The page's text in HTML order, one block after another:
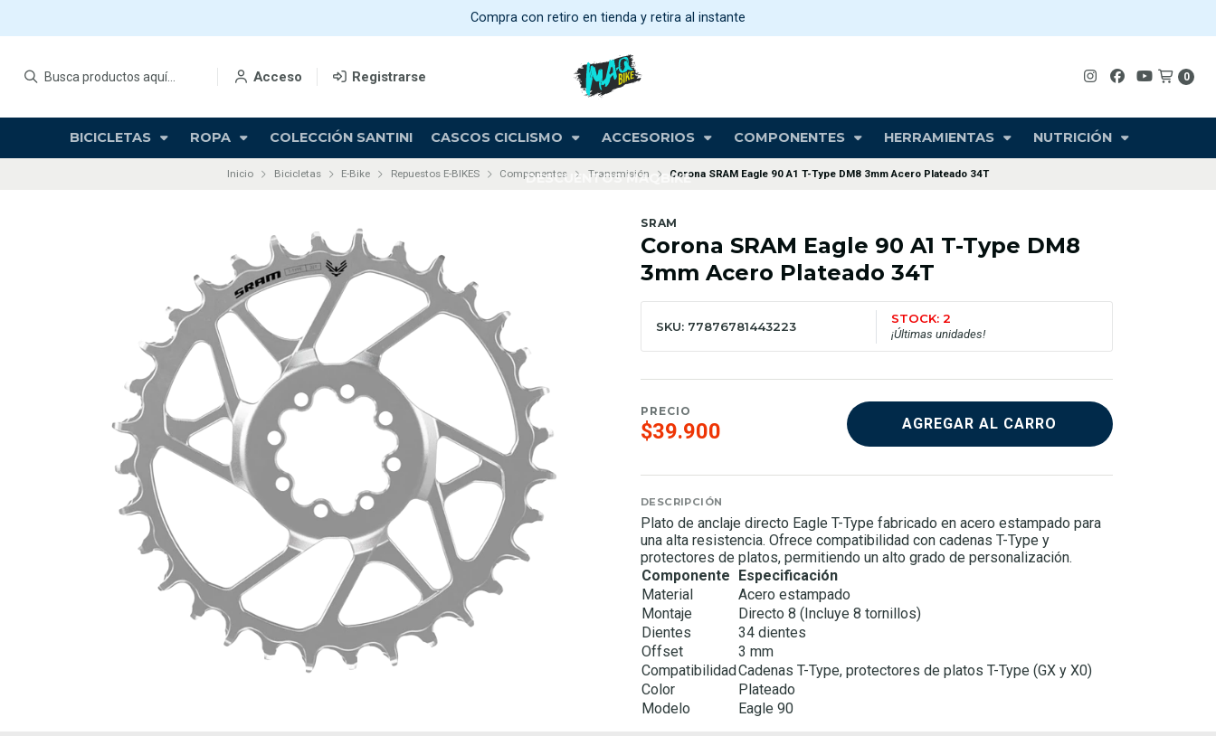
Acceso Registrarse 0
BICICLETAS ROPA COLECCIÓN SANTINI CASCOS CICLISMO ACCESORIOS COMPONENTES HERRAMIENTAS NUTRICIÓN
DESCUENTOS MAQBIKE
Compra con retiro en tienda y retira al instante
Inicio Bicicletas E-Bike Repuestos E-BIKES Componentes Transmisión Corona SRAM Eagle 90 A1 T-Type DM8 3mm Acero Plateado 34T
SRAM
Corona SRAM Eagle 90 A1 T-Type DM8
3mm Acero Plateado 34T
SKU: 77876781443223
STOCK: 2
¡Últimas unidades!
PRECIO
$39.900 AGREGAR AL CARRO
DESCRIPCIÓN
Plato de anclaje directo Eagle T-Type fabricado en acero estampado para
una alta resistencia. Ofrece compatibilidad con cadenas T-Type y
protectores de platos, permitiendo un alto grado de personalización.
Componente Especificación
Material
Acero estampado
Montaje
Directo 8 (Incluye 8 tornillos)
Dientes
34 dientes
Offset
3 mm
CompatibilidadCadenas T-Type, protectores de platos T-Type (GX y X0)
Color
Plateado
Modelo
Eagle 90